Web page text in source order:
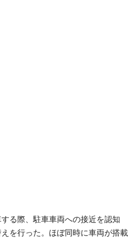
る際、駐車車両への接近を認知
を行った。ほぼ同時に車両が搭載